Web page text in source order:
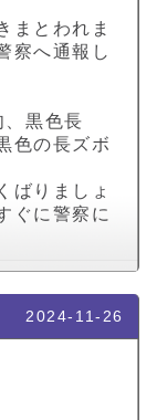
まとわれま
察へ通報し
黒色長
色の長ズボ
ばりましょ
ぐに警察に
2024-11-26